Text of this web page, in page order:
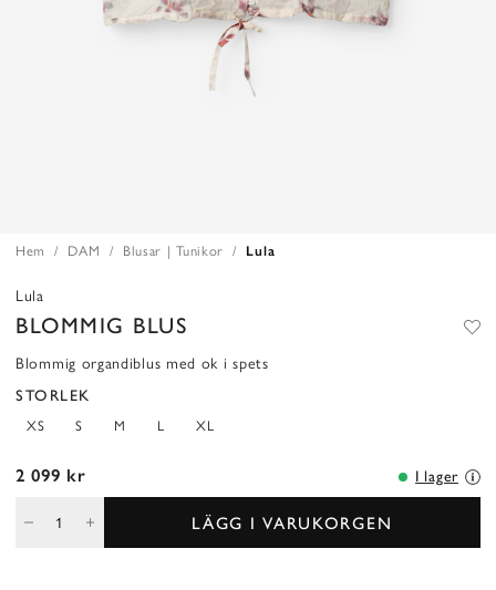
Hem DAM Blusar | Tunikor Lula
Lula
BLOMMIG BLUS
Blommig organdiblus med ok i spets
STORLEK
XS S M L XL
2 099 kr I lager
LÄGG I VARUKORGEN